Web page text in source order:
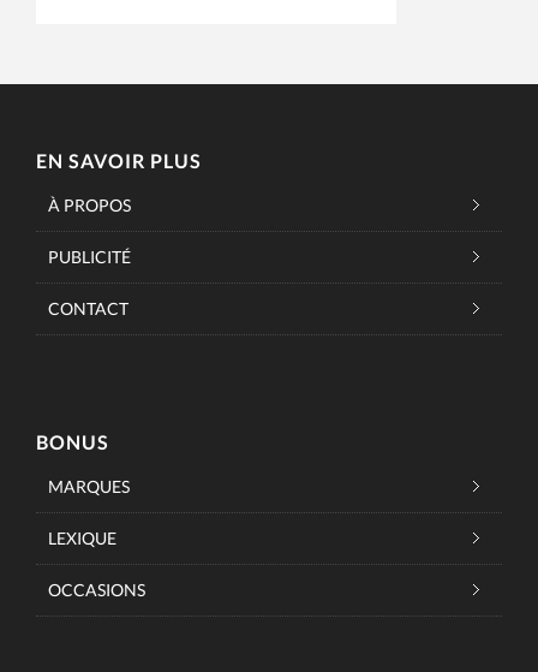
EN SAVOIR PLUS
À PROPOS
PUBLICITÉ
CONTACT
BONUS
MARQUES
LEXIQUE
OCCASIONS